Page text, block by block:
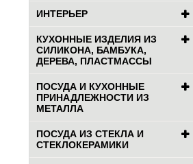
ИНТЕРЬЕР
КУХОННЫЕ ИЗДЕЛИЯ ИЗ
СИЛИКОНА, БАМБУКА,
ДЕРЕВА, ПЛАСТМАССЫ
ПОСУДА И КУХОННЫЕ
ПРИНАДЛЕЖНОСТИ ИЗ
МЕТАЛЛА
ПОСУДА ИЗ СТЕКЛА И
СТЕКЛОКЕРАМИКИ